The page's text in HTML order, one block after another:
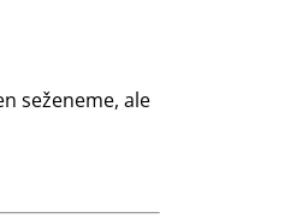
seženeme, ale